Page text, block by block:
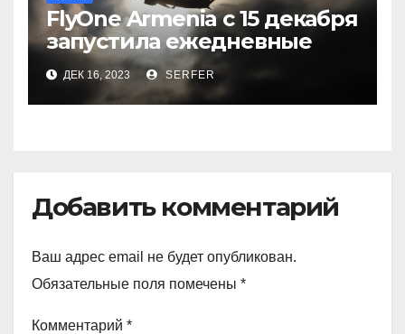
FlyOne Armenia с 15 декабря
запустила ежедневные
рейсы в Шереметьево
ДЕК 16, 2023 SERFER
Добавить комментарий
Ваш адрес email не будет опубликован.
Обязательные поля помечены *
Комментарий *